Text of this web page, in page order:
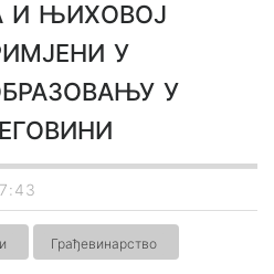
и њиховој
у
у
Грађевинарство